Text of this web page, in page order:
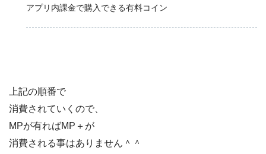
アプリ内課金で購入できる有料コイン
上記の順番で
消費されていくので、
MPが有ればMP＋が
消費される事はありません＾＾